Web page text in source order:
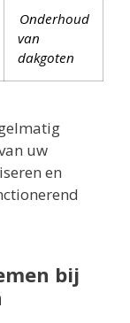
Onderhoud
van
dakgoten
uw
en
bij